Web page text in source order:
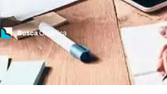
Bombeiros
Brigada
Brigada de Emergência
de Incêndio
Brigada de Incêndio Valor
Brigadista de Incêndio
Combate a Incêndio NR 23